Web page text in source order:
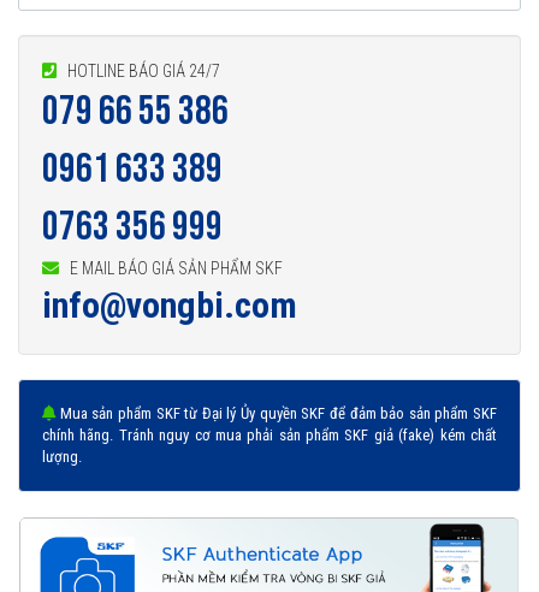
HOTLINE BÁO GIÁ 24/7
079 66 55 386
0961 633 389
0763 356 999
E MAIL BÁO GIÁ SẢN PHẨM SKF
info@vongbi.com
Mua sản phẩm SKF từ Đại lý Ủy quyền SKF để đảm bảo sản phẩm SKF
chính hãng. Tránh nguy cơ mua phải sản phẩm SKF giả (fake) kém chất
lượng.